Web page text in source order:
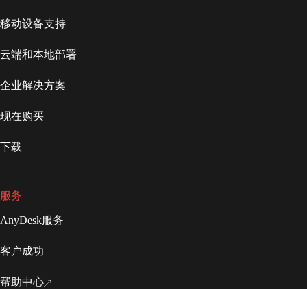
移动设备支持
云端和本地部署
企业解决方案
现在购买
下载
服务
AnyDesk服务
客户成功
帮助中心